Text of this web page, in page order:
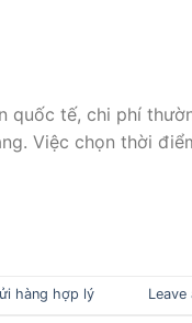
quốc tế, chi phí
Việc chọn thời
hàng hợp lý Leave